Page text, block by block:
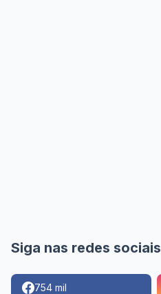
Siga nas redes sociais
754 mil